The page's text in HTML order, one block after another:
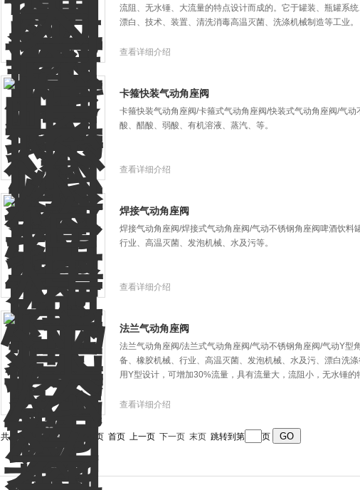
流阻、无水锤、大流量的特点设计而成的。它于罐装、瓶罐系
漂白、技术、装置、清洗消毒高温灭菌、洗涤机械制造等工业。
查看详细介绍
卡箍快装气动角座阀
卡箍快装气动角座阀/卡箍式气动角座阀/快装式气动角座阀/气
酸、醋酸、弱酸、有机溶液、蒸汽、等。
查看详细介绍
焊接气动角座阀
焊接气动角座阀/焊接式气动角座阀/气动不锈钢角座阀啤酒饮料
行业、高温灭菌、发泡机械、水及污等。
查看详细介绍
法兰气动角座阀
法兰气动角座阀/法兰式气动角座阀/气动不锈钢角座阀/气动Y
备、橡胶机械、行业、高温灭菌、发泡机械、水及污、漂白洗
用Y型设计，可增加30%流量，具有流量大，流阻小，无水锤的
查看详细介绍
共 17 条记录，当前 1 / 2 页 首页 上一页 下一页 末页 跳转到第 页